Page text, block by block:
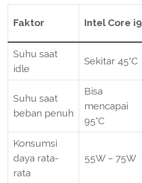
Faktor Intel Core i9
Suhu saat
idle
Sekitar 45°C
Suhu saat
beban penuh
Bisa
mencapai
95°C
Konsumsi
daya rata-
rata
55W – 75W